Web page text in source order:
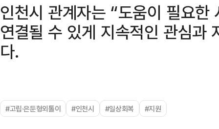
인천시 관계자는 “도움이 필요
연결될 수 있게 지속적인 관심과
다.
#고립·은둔형외톨이 #인천시 #일상회복 #지원